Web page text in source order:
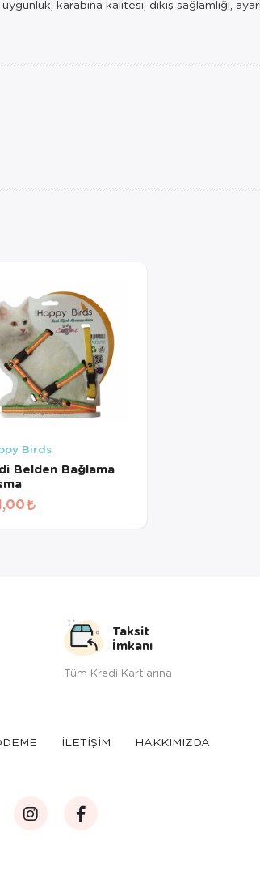
karabina kalitesi, dikiş sağlamlığı,
Birds
Belden Bağlama
Taksit
İmkanı
Tüm Kredi Kartlarına
İLETİŞİM HAKKIMIZDA